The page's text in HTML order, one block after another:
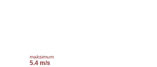
maksimum
5.4 m/s